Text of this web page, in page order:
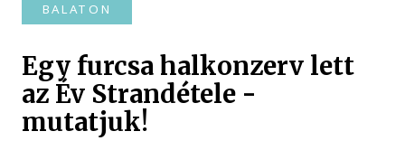
BALATON
Egy furcsa halkonzerv lett
az Év Strandétele -
mutatjuk!